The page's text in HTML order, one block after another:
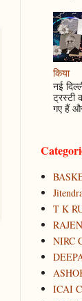
किया
नई
ट्रस्टी
गए हैं
T K
NIRC
ICAI